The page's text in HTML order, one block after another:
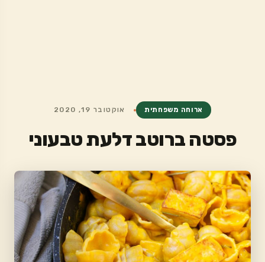
ארוחה משפחתית אוקטובר 19, 2020
פסטה ברוטב דלעת טבעוני